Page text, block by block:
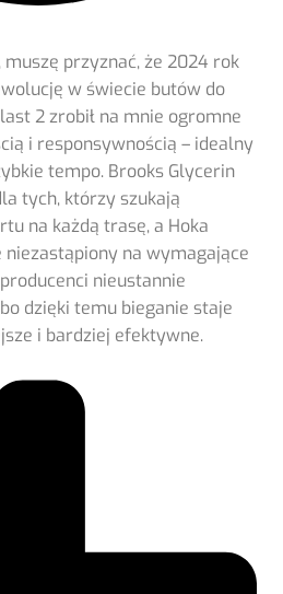
muszę przyznać, że 2024 rok
w świecie butów do
2 zrobił na mnie ogromne
i responsywnością – idealny
tempo. Brooks Glycerin
tych, którzy szukają
na każdą trasę, a Hoka
niezastąpiony na wymagające
nieustannie
dzięki temu bieganie staje
i bardziej efektywne.